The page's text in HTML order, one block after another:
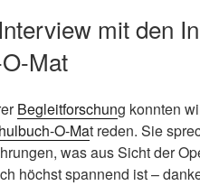
mit den
Mat
Begleitforschung konnten
O-Mat reden. Sie
was aus Sicht der
höchst spannend ist –